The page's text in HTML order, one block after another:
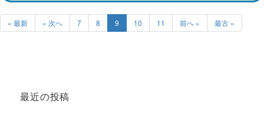
« 最新 « 次へ 7 8 9 10 11 前へ » 最古 »
最近の投稿